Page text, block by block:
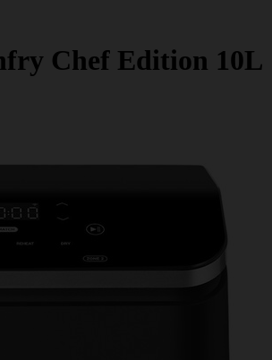
Chef Edition 10L